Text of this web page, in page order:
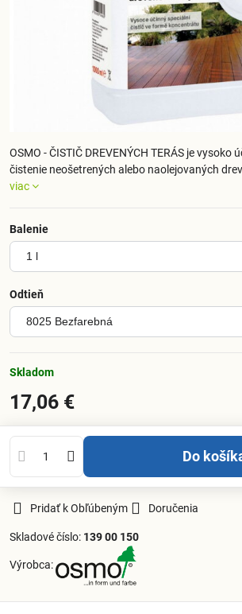
OSMO - ČISTIČ DREVENÝCH TERÁS je
čistenie neošetrených alebo naolejovaných
viac
Balenie
Odtieň
Skladom
17,06 €
Do
Pridať k Obľúbeným Doručenia
Skladové číslo: 139 00 150
Výrobca: